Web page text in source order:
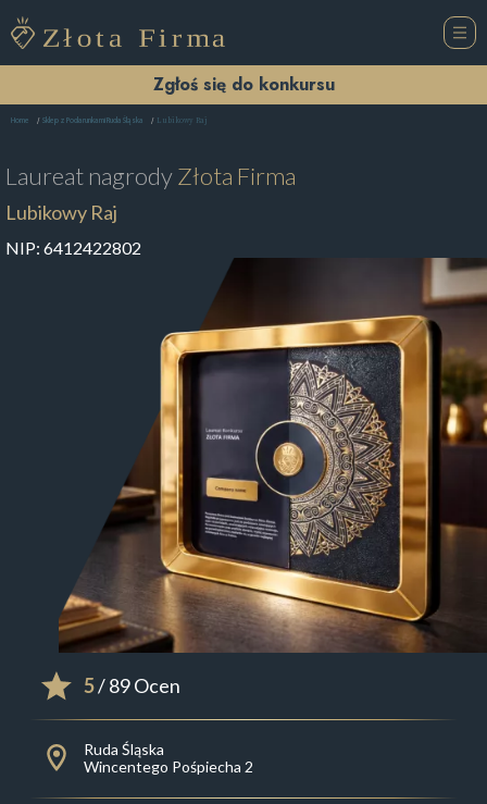
Zgłoś się do konkursu
Home Sklep z Podarunkami Ruda Śląska Lubikowy Raj
Laureat nagrodyZłota Firma
Lubikowy Raj
NIP: 6412422802
5/ 89 Ocen
Ruda Śląska
Wincentego Pośpiecha 2